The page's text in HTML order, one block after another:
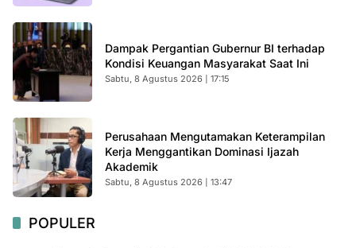
Dampak Pergantian Gubernur BI terhadap
Kondisi Keuangan Masyarakat Saat Ini
Sabtu, 8 Agustus 2026 | 17:15
Perusahaan Mengutamakan Keterampilan
Kerja Menggantikan Dominasi Ijazah
Akademik
Sabtu, 8 Agustus 2026 | 13:47
POPULER